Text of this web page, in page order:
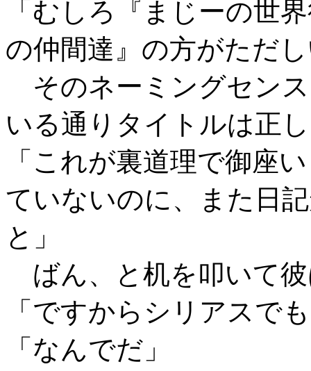
「むしろ『まじーの世
の仲間達』の方がただ
そのネーミングセン
いる通りタイトルは正
「これが裏道理で御座
ていないのに、また日
と」
ばん、と机を叩いて
「ですからシリアスで
「なんでだ」